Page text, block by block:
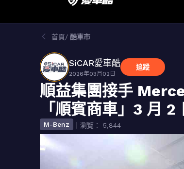
首頁 酷車市
SiCAR愛車酷
2026年03月02日
追蹤
順益集團接手
「順賓商車」3 月 2
M-Benz ｜瀏覽： 5,844